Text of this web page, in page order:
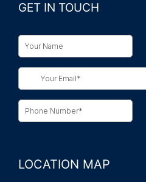
GET IN TOUCH
LOCATION MAP